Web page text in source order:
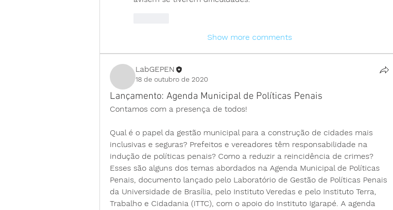
Show more comments
LabGEPEN
18 de outubro de 2020
Lançamento: Agenda Municipal de Políticas Penais
Contamos com a presença de todos!
Qual é o papel da gestão municipal para a construção de cidades mais
inclusivas e seguras? Prefeitos e vereadores têm responsabilidade na
indução de políticas penais? Como a reduzir a reincidência de crimes?
Esses são alguns dos temas abordados na Agenda Municipal de Políticas
Penais, documento lançado pelo Laboratório de Gestão de Políticas Penais
da Universidade de Brasília, pelo Instituto Veredas e pelo Instituto Terra,
Trabalho e Cidadania (ITTC), com o apoio do Instituto Igarapé. A agenda